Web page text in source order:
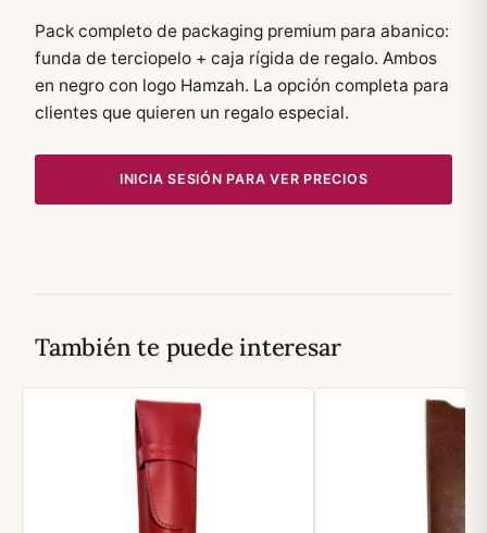
Pack completo de packaging premium para abanico:
funda de terciopelo + caja rígida de regalo. Ambos
en negro con logo Hamzah. La opción completa para
clientes que quieren un regalo especial.
INICIA SESIÓN PARA VER PRECIOS
También te puede interesar